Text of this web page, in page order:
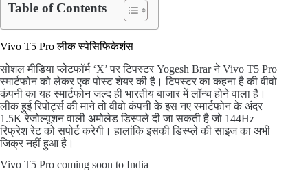
Table of Contents
Vivo T5 Pro लीक स्पेसिफिकेशंस
सोशल मीडिया प्लेटफॉर्म ‘X’ पर टिपस्टर Yogesh Brar ने Vivo T5 Pro
स्मार्टफोन को लेकर एक पोस्ट शेयर की है। टिपस्टर का कहना है की वीवो
कंपनी का यह स्मार्टफोन जल्द ही भारतीय बाजार में लॉन्च होने वाला है।
लीक हुई रिपोर्ट्स की माने तो वीवो कंपनी के इस नए स्मार्टफोन के अंदर
1.5K रेजोल्यूशन वाली अमोलेड डिस्पले दी जा सकती है जो 144Hz
रिफ्रेश रेट को सपोर्ट करेगी। हालांकि इसकी डिस्प्ले की साइज का अभी
जिक्र नहीं हुआ है।
Vivo T5 Pro coming soon to India